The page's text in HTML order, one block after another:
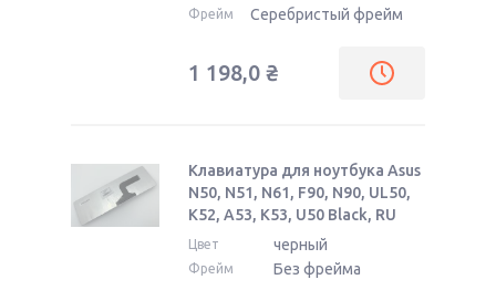
Фрейм Серебристый фрейм
1 198,0 ₴
Клавиатура для ноутбука Asus
N50, N51, N61, F90, N90, UL50,
K52, A53, K53, U50 Black, RU
Цвет черный
Фрейм Без фрейма